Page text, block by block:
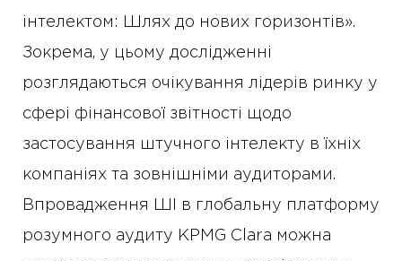
інтелектом: Шлях до нових горизонтів».
Зокрема, у цьому дослідженні
розглядаються очікування лідерів ринку у
сфері фінансової звітності щодо
застосування штучного інтелекту в їхніх
компаніях та зовнішніми аудиторами.
Впровадження ШІ в глобальну платформу
розумного аудиту KPMG Clara можна